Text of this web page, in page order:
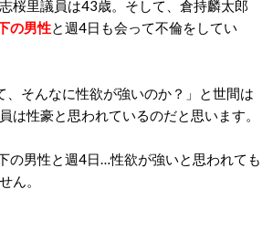
桜里議員は43歳。そして、倉持麟太郎
の男性と週4日も会って不倫をしてい
、そんなに性欲が強いのか？」と世間は
は性豪と思われているのだと思います。
の男性と週4日…性欲が強いと思われても
ん。